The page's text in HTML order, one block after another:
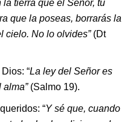
tierra que el Señor, tu
que la poseas, borrarás la
cielo. No lo olvides”(Dt
“La ley del Señor es
alma” (Salmo 19).
“Y sé que, cuando